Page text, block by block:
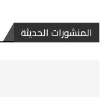
المنشورات الحديثة